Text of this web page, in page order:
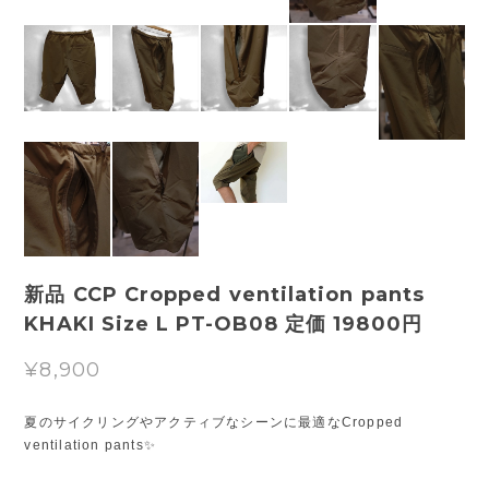
新品 CCP Cropped ventilation pants
KHAKI Size L PT-OB08 定価 19800円
¥8,900
夏のサイクリングやアクティブなシーンに最適なCropped
ventilation pants✨